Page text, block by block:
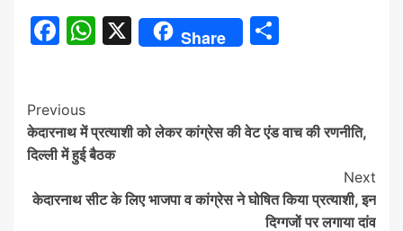
Facebook
WhatsApp
X Share
Continue
Reading
Previous
केदारनाथ में प्रत्याशी को लेकर कांग्रेस की वेट एंड वाच की रणनीति,
दिल्‍ली में हुई बैठक
Next
केदारनाथ सीट के लिए भाजपा व कांग्रेस ने घोषित किया प्रत्याशी, इन
दिग्गजों पर लगाया दांव